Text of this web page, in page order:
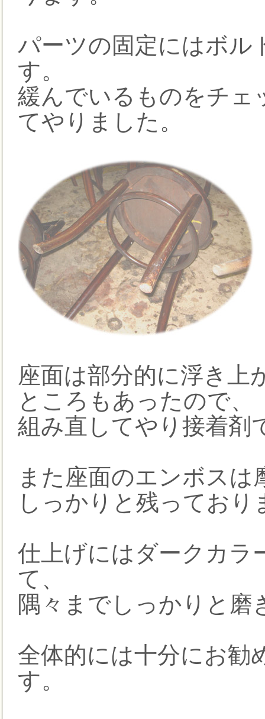
パーツの固定にはボル
す。
緩んでいるものをチェ
てやりました。
座面は部分的に浮き上
ところもあったので、
組み直してやり接着剤
また座面のエンボスは
しっかりと残っており
仕上げにはダークカラ
て、
隅々までしっかりと磨
全体的には十分にお勧
す。